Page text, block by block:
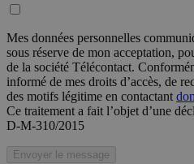
Mes données personnelles
sous réserve de mon acceptation,
de la société Télécontact.
informé de mes droits d’accès, de
des motifs légitime en contactant
Ce traitement a fait l’objet d’une
D-M-310/2015
Envoyer le message